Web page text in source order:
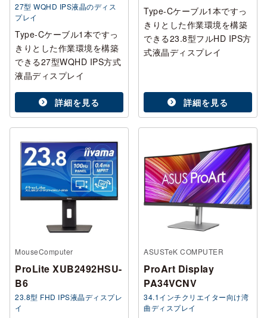
27型 WQHD IPS液晶のディス
プレイ
Type-Cケーブル1本ですっ
きりとした作業環境を構築
できる27型WQHD IPS方式
液晶ディスプレイ
詳細を見る
Type-Cケーブル1本ですっ
きりとした作業環境を構築
できる23.8型フルHD IPS方
式液晶ディスプレイ
詳細を見る
MouseComputer
ProLite XUB2492HSU-
B6
23.8型 FHD IPS液晶ディスプレ
イ
ASUSTeK COMPUTER
ProArt Display
PA34VCNV
34.1インチクリエイター向け湾
曲ディスプレイ